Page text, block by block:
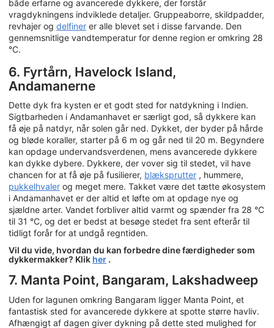
både erfarne og avancerede dykkere, der forstår
vragdykningens indviklede detaljer. Gruppeaborre, skildpadder,
revhajer og delfiner er alle blevet set i disse farvande. Den
gennemsnitlige vandtemperatur for denne region er omkring 28
°C.
6. Fyrtårn, Havelock Island,
Andamanerne
Dette dyk fra kysten er et godt sted for natdykning i Indien.
Sigtbarheden i Andamanhavet er særligt god, så dykkere kan
få øje på natdyr, når solen går ned. Dykket, der byder på hårde
og bløde koraller, starter på 6 m og går ned til 20 m. Begyndere
kan opdage undervandsverdenen, mens avancerede dykkere
kan dykke dybere. Dykkere, der vover sig til stedet, vil have
chancen for at få øje på fusilierer, blæksprutter , hummere,
pukkelhvaler og meget mere. Takket være det tætte økosystem
i Andamanhavet er der altid et løfte om at opdage nye og
sjældne arter. Vandet forbliver altid varmt og spænder fra 28 °C
til 31 °C, og det er bedst at besøge stedet fra sent efterår til
tidligt forår for at undgå regntiden.
Vil du vide, hvordan du kan forbedre dine færdigheder som
dykkermakker? Klik her .
7. Manta Point, Bangaram, Lakshadweep
Uden for lagunen omkring Bangaram ligger Manta Point, et
fantastisk sted for avancerede dykkere at spotte større havliv.
Afhængigt af dagen giver dykning på dette sted mulighed for